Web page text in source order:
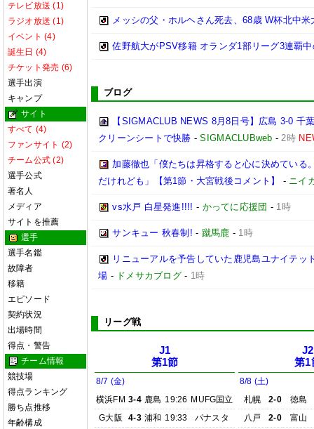
テレビ放送 (1)
ラジオ放送 (1)
イベント (4)
誕生日 (4)
チケット発売 (6)
選手出演
キャンプ
サイト
すべて (4)
ファンサイト (2)
チーム公式 (2)
選手公式
著名人
メディア
サイトを推薦
選手
選手名鑑
故障者
移籍
エピソード
契約状況
出場時間
得点・警告
チーム情報
競技場
得点ランキング
勝ち点推移
年齢構成
メッシの父・ホルヘさん死去、68歳 W杯北中
佐野航大がPSV移籍 オランダ1部リーグ3連覇
ブログ
【SIGMACLUB NEWS 8月8日号】広島 3-0
クリーンシートで快勝 -SIGMACLUBweb -2時
加藤徹也「僕たちは昇格すると心に決めてい
だけれども」【第1節・大宮戦後コメント】
- ニイ
vs水戸 白星発進!!!! - かってに応援団 - 1時
サンキュー 秋春制! - 蹴馬鹿 - 1時
リニューアルを予告していた鹿児島ユナイテッ
場 - ドメサカブログ- 1時
リーグ戦
J1
第1節
8/7 (金)
横浜FM 3-4 鹿島 19:26 MUFG国立
G大阪
4-3 浦和 19:33
パナスタ
J2
第1
8/8 (土)
札幌
2-0
徳島
八戸
2-0
富山